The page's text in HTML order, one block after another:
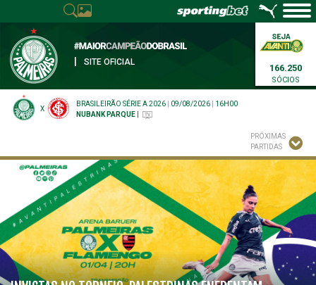
SITE OFICIAL
166.250
SÓCIOS
X
BRASILEIRÃO SÉRIE A 2026 09/08/2026
16H00
NUBANK PARQUE
PRÓXIMAS
PARTIDAS